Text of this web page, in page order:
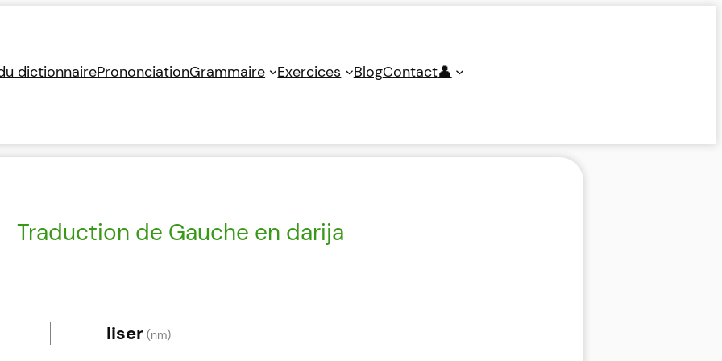
dictionnairePrononciationGrammaire Exercices BlogContact👤
Traduction de Gauche en darija
liser (nm)